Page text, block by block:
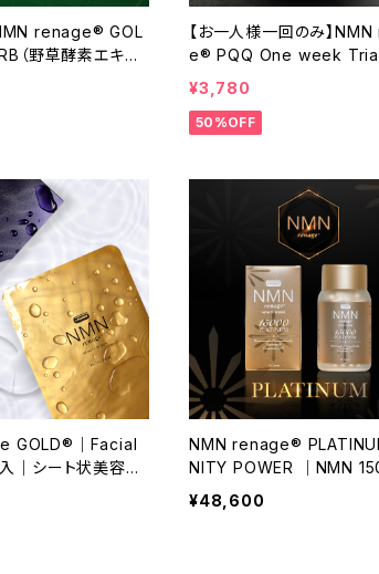
NMN renage® GOL
（野草酵素エキス
【お一人様一回のみ】NMN renag
e® PQQ One week
間分（1週間分×2袋）
¥3,780
50%OFF
GOLD®｜Facial
｜シート状美容液
NMN renage®
NITY POWER ｜NMN
g ｜120粒
¥48,600